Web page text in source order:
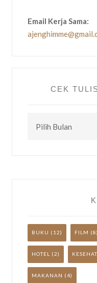
Email Kerja Sama:
CEK
TULISAN
BUKU (12) FILM (8)
HOTEL (2)
MAKANAN (4)